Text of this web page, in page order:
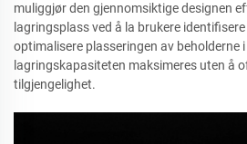
muliggjør den gjennomsiktige designen
lagringsplass ved å la brukere
optimalisere plasseringen av beholderne
lagringskapasiteten maksimeres uten å
tilgjengelighet.